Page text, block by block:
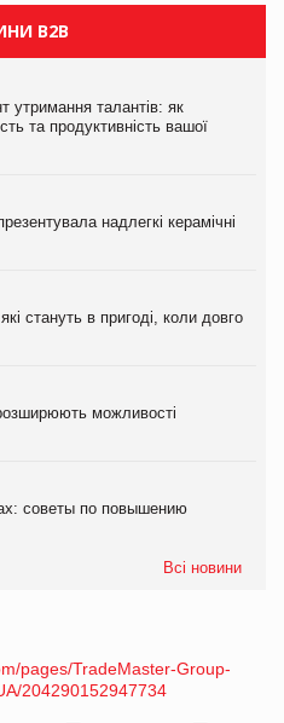
B2B
утримання талантів: як
та продуктивність вашої
надлегкі керамічні
стануть в пригоді, коли довго
можливості
советы по повышению
Всі новини